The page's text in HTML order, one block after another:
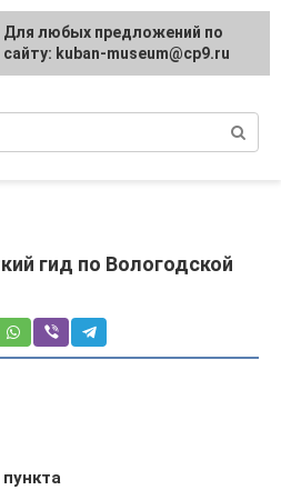
маршруты и
гид по Вологодской
Для любых предложений по
сайту: kuban-museum@cp9.ru